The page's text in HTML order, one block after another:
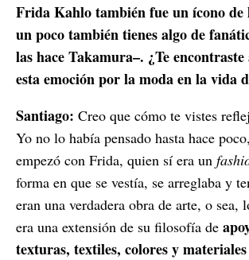
Frida Kahlo también fue un ícono de
un poco también tienes algo de
las hace Takamura–. ¿Te
esta emoción por la moda en la vida
Santiago: Creo que cómo te vistes
Yo no lo había pensado hasta hace
empezó con Frida, quien sí era un
forma en que se vestía, se arreglaba y
eran una verdadera obra de arte, o sea,
era una extensión de su filosofía de
texturas, textiles, colores y